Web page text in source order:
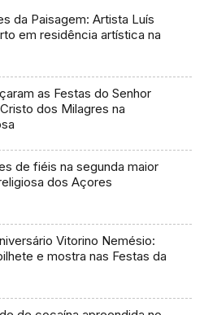
da Paisagem: Artista Luís
em residência artística na
as Festas do Senhor
dos Milagres na
de fiéis na segunda maior
dos Açores
Vitorino Nemésio:
e mostra nas Festas da